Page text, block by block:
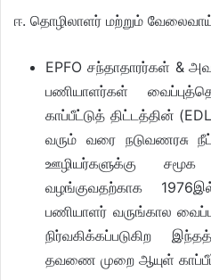
ஈ. தொழிலாளர் மற்றும்
EPFO சந்தாதாரர்கள் &
பணியாளர்கள்
காப்பீட்டுத் திட்டத்தின்
வரும் வரை நடுவணரசு
ஊழியர்களுக்கு சமூக
வழங்குவதற்காக
பணியாளர் வருங்கால
நிர்வகிக்கப்படுகிற
தவணை முறை ஆயுள்